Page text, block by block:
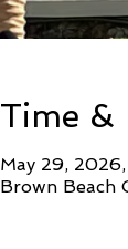
Time &
May 29,